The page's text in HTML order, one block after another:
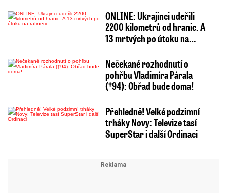
ONLINE: Ukrajinci udeřili
2200 kilometrů od hranic. A
13 mrtvých po útoku na…
Nečekané rozhodnutí o
pohřbu Vladimíra Párala
(†94): Obřad bude doma!
Přehledně! Velké podzimní
trháky Novy: Televize tasí
SuperStar i další Ordinaci